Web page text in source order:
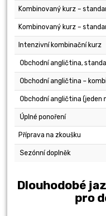
Kombinovaný kurz –
Kombinovaný kurz –
Intenzivní kombinační kurz
Obchodní angličtina,
Obchodní angličtina –
Obchodní angličtina (jeden
Úplné ponoření
Příprava na zkoušku
Sezónní doplněk
Dlouhodobé
pro